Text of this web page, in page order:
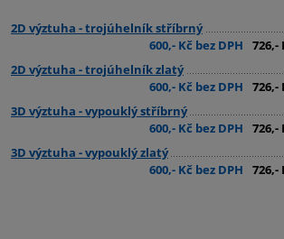
2D výztuha - trojúhelník stříbrný
600,- Kč bez DPH
726,-
2D výztuha - trojúhelník zlatý
600,- Kč bez DPH
726,-
3D výztuha - vypouklý stříbrný
600,- Kč bez DPH
726,-
3D výztuha - vypouklý zlatý
600,- Kč bez DPH
726,-